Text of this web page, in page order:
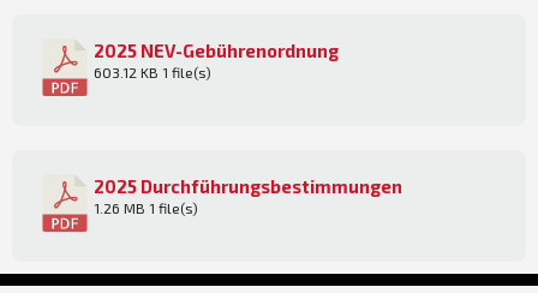
2025 NEV-Gebührenordnung
603.12 KB 1 file(s)
2025 Durchführungsbestimmungen
1.26 MB 1 file(s)